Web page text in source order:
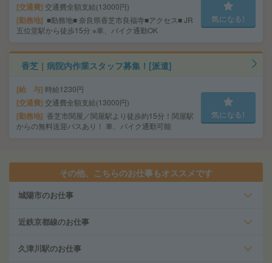
交通費 交通費全額支給(13000円)
勤務地
■勤務地■ 奈良県香芝市良福寺■アクセス■ JR
五位堂駅から徒歩15分 ※車、バイク通勤OK
気になる!
香芝｜病院内作業スタッフ募集！[派遣]
給 与 時給1230円
交通費 交通費全額支給(13000円)
勤務地 香芝市関屋／関屋駅より徒歩約15分！関屋駅
からの無料送迎バスあり！ 車、バイク通勤可能
気になる!
その他、こちらのお仕事もオススメです
城陽市のお仕事
近鉄京都線のお仕事
久津川駅のお仕事